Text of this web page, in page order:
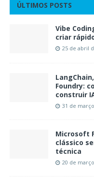
ÚLTIMOS POSTS
Vibe
criar
25 de abril
Foundry:
construir
31 de
Microsoft
clássico
técnica
20 de